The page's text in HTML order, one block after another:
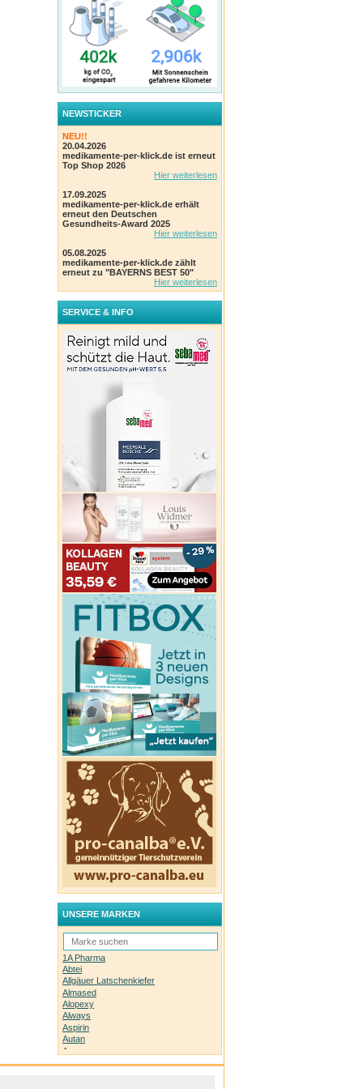
NEWSTICKER
NEU!!
20.04.2026
medikamente-per-klick.de ist erneut
Top Shop 2026
Hier weiterlesen
17.09.2025
medikamente-per-klick.de erhält
erneut den Deutschen
Gesundheits-Award 2025
Hier weiterlesen
05.08.2025
medikamente-per-klick.de zählt
erneut zu "BAYERNS BEST 50"
Hier weiterlesen
SERVICE & INFO
UNSERE MARKEN
1A Pharma
Abtei
Allgäuer Latschenkiefer
Almased
Alopexy
Always
Aspirin
Autan
Avene
Bachblüten-Orginal